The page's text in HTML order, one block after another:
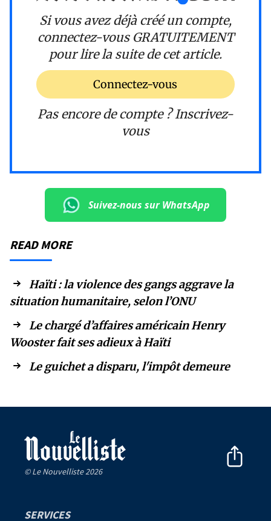
Si vous avez déjà créé un compte,
connectez-vous GRATUITEMENT
pour lire la suite de cet article.
Connectez-vous
Pas encore de compte ?Inscrivez-
vous
Suivez-nous sur WhatsApp
READ MORE
Haïti : la violence des gangs aggrave la
situation humanitaire, selon l’ONU
Le chargé d’affaires américain Henry
Wooster fait ses adieux à Haïti
Le guichet a disparu, l'impôt demeure
© Le Nouvelliste 2026
SERVICES